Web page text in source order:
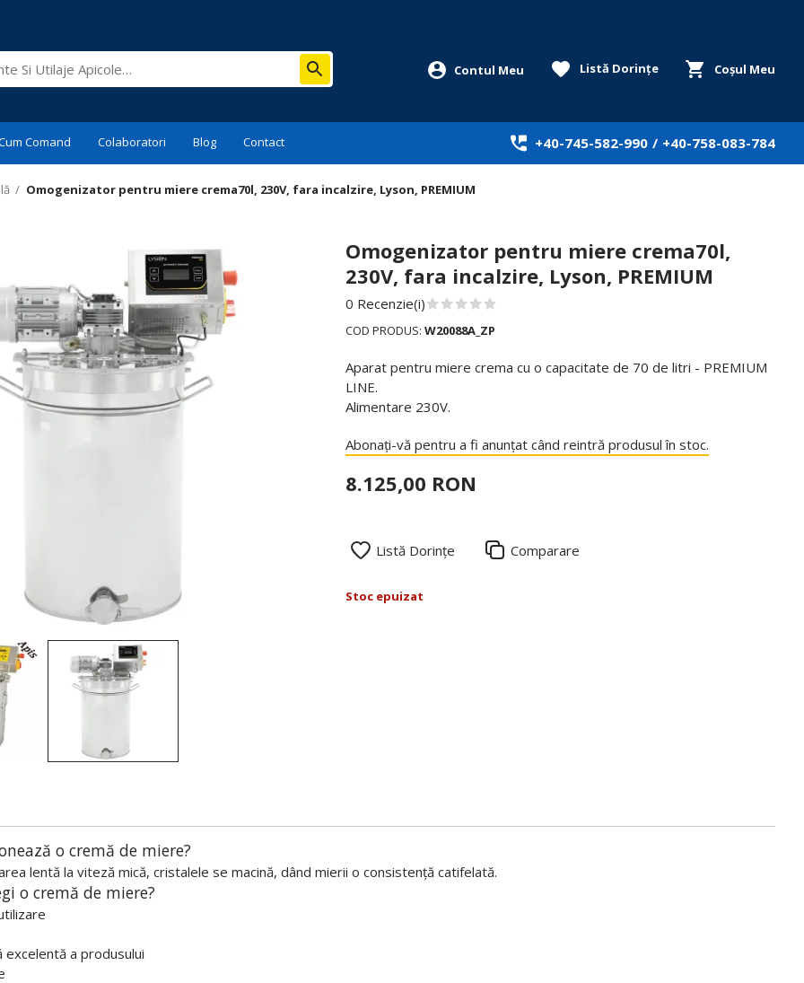
Coșul Meu
Listă Dorințe
Comand Colaboratori Blog Contact +40-745-582-990 / +40-758-083-784
/ Omogenizator pentru miere crema70l, 230V, fara incalzire, Lyson, PREMIUM
Omogenizator pentru miere crema70l,
230V, fara incalzire, Lyson, PREMIUM
0 Recenzie(i)
COD PRODUS:W20088A_ZP
Aparat pentru miere crema cu o capacitate de 70 de litri - PREMIUM
LINE.
Alimentare 230V.
Abonați-vă pentru a fi anunțat când reintră produsul în stoc.
8.125,00 RON
Listă Dorințe Comparare
Stoc epuizat
o cremă de miere?
lentă la viteză mică, cristalele se macină, dând mierii o consistență catifelată.
o cremă de miere?
excelentă a produsului